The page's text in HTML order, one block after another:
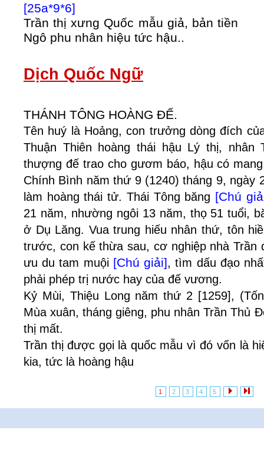
[25a*9*6]
Trần thị xưng Quốc mẫu giả, bản tiền
Ngô phu nhân hiệu tức hậu..
Dịch Quốc Ngữ
THÁNH TÔNG HOÀNG ĐẾ.
Tên huý là Hoảng, con trưởng dòng đích
Thuận Thiên hoàng thái hậu Lý thị, nhân
thượng đế trao cho gươm báo, hậu có
Chính Bình năm thứ 9 (1240) tháng 9, ngày
làm hoàng thái tử. Thái Tông băng [Chú
21 năm, nhường ngôi 13 năm, thọ 51 tuổi,
ở Dụ Lăng. Vua trung hiếu nhân thứ, tôn
trước, con kế thừa sau, cơ nghiệp nhà Trần
ưu du tam muội [Chú giải], tìm dấu đạo
phải phép trị nước hay của đế vương.
Kỷ Mùi, Thiệu Long năm thứ 2 [1259],
Mùa xuân, tháng giêng, phu nhân Trần Thủ
thị mất.
Trần thị được gọi là quốc mẫu vì đó vốn là
kia, tức là hoàng hậu
1 2 3 4 5